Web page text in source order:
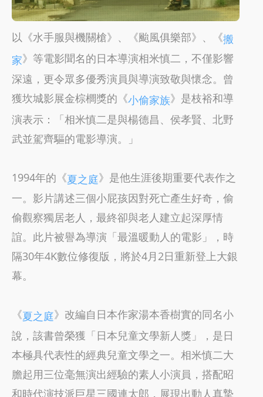
以《水手服與機關槍》、《颱風俱樂部》、《搬
家》等電影聞名的日本導演相米慎二，不僅影響
深遠，更令眾多優秀演員與導演致敬與懷念。曾
獲坎城影展金棕櫚獎的《小偷家族》是枝裕和導
演表示：「相米慎二是與楊德昌、侯孝賢、北野
武並駕齊驅的電影導演。」
1994年的《夏之庭》是他生涯後期重要代表作之
一。影片講述三個小屁孩因對死亡產生好奇，偷
偷觀察獨居老人，最終卻與老人建立起深厚情
誼。此片被譽為導演「最溫暖動人的電影」，時
隔30年4K數位修復版，將於4月2日重新登上大銀
幕。
《夏之庭》改編自日本作家湯本香樹實的同名小
說，該書曾榮獲「日本兒童文學新人獎」，是日
本極具代表性的經典兒童文學之一。相米慎二大
膽起用三位毫無演出經驗的素人小演員，搭配昭
和時代演技派巨星三國連太郎，展現出動人真摯